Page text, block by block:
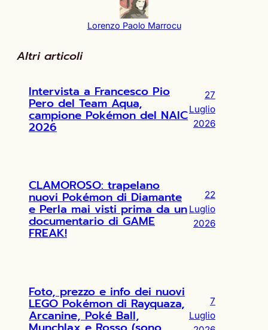
Lorenzo Paolo Marrocu
Altri articoli
Intervista a Francesco Pio
Pero del Team Aqua,
campione Pokémon del NAIC
2026
27
Luglio
2026
CLAMOROSO: trapelano
nuovi Pokémon di Diamante
e Perla mai visti prima da un
documentario di GAME
FREAK!
22
Luglio
2026
Foto, prezzo e info dei nuovi
LEGO Pokémon di Rayquaza,
Arcanine, Poké Ball,
7
Luglio